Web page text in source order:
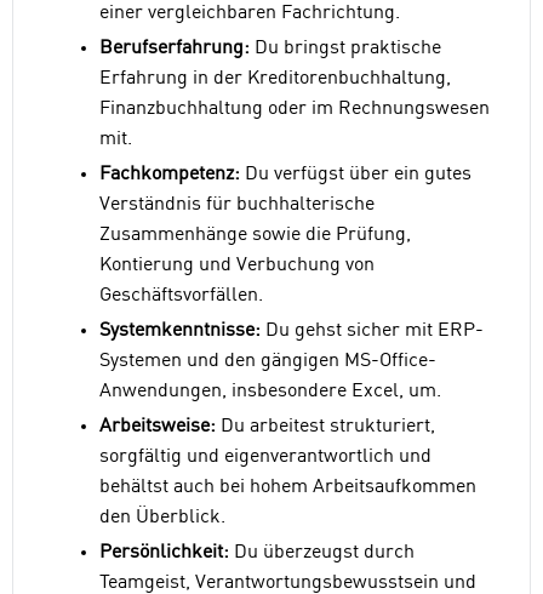
einer vergleichbaren Fachrichtung.
Berufserfahrung: Du bringst praktische
Erfahrung in der Kreditorenbuchhaltung,
Finanzbuchhaltung oder im Rechnungswesen
mit.
Fachkompetenz: Du verfügst über ein gutes
Verständnis für buchhalterische
Zusammenhänge sowie die Prüfung,
Kontierung und Verbuchung von
Geschäftsvorfällen.
Systemkenntnisse: Du gehst sicher mit ERP-
Systemen und den gängigen MS-Office-
Anwendungen, insbesondere Excel, um.
Arbeitsweise: Du arbeitest strukturiert,
sorgfältig und eigenverantwortlich und
behältst auch bei hohem Arbeitsaufkommen
den Überblick.
Persönlichkeit: Du überzeugst durch
Teamgeist, Verantwortungsbewusstsein und